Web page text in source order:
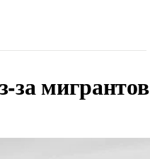
за мигрантов